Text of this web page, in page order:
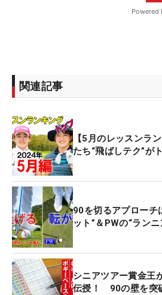
関連記事
【5月のレッスンラ
たち“飛ばしテク”が
90を切るアプローチ
ット”＆PWの“ラン
シニアツアー賞金王
伝授！ 90の壁を突